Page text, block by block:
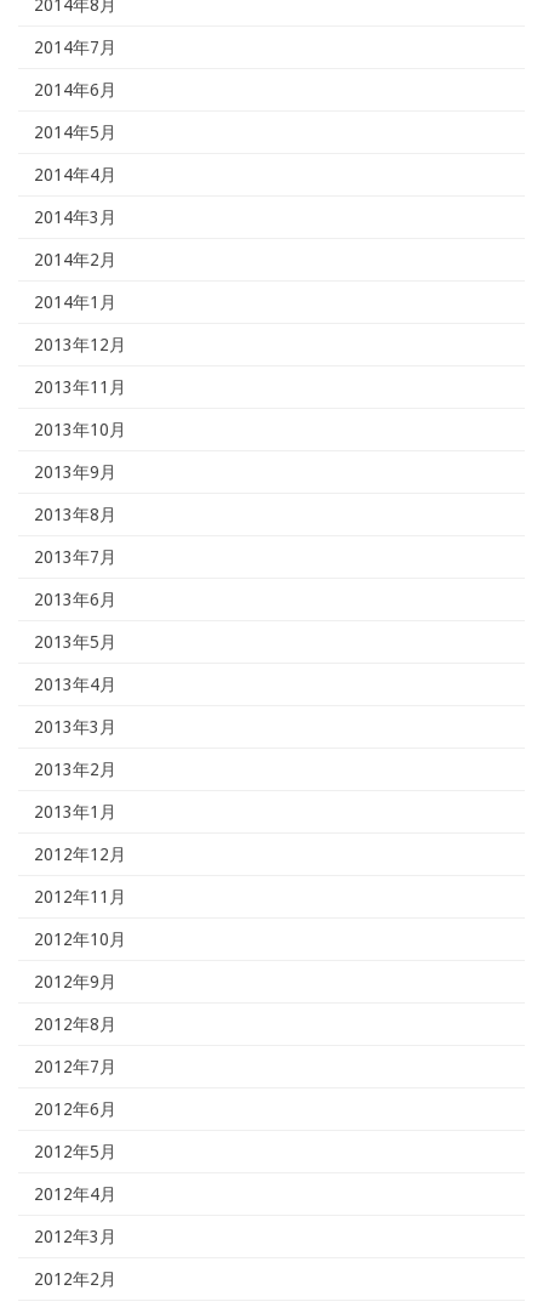
2014年8月
2014年7月
2014年6月
2014年5月
2014年4月
2014年3月
2014年2月
2014年1月
2013年12月
2013年11月
2013年10月
2013年9月
2013年8月
2013年7月
2013年6月
2013年5月
2013年4月
2013年3月
2013年2月
2013年1月
2012年12月
2012年11月
2012年10月
2012年9月
2012年8月
2012年7月
2012年6月
2012年5月
2012年4月
2012年3月
2012年2月